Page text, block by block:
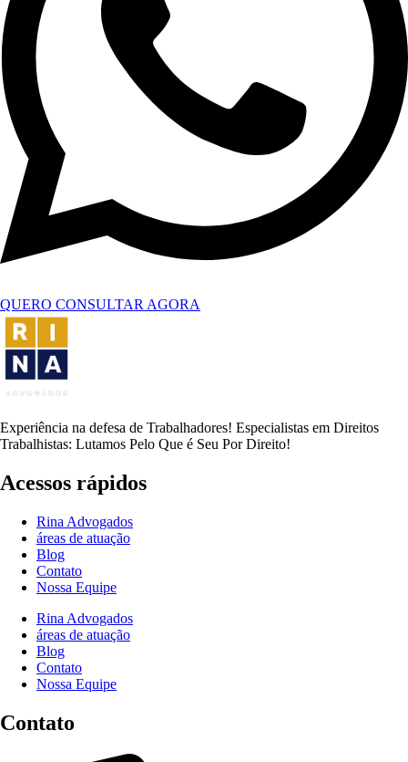
QUERO CONSULTAR AGORA
Experiência na defesa de Trabalhadores! Especialistas em Direitos
Trabalhistas: Lutamos Pelo Que é Seu Por Direito!
Acessos rápidos
Rina Advogados
áreas de atuação
Blog
Contato
Nossa Equipe
Rina Advogados
áreas de atuação
Blog
Contato
Nossa Equipe
Contato